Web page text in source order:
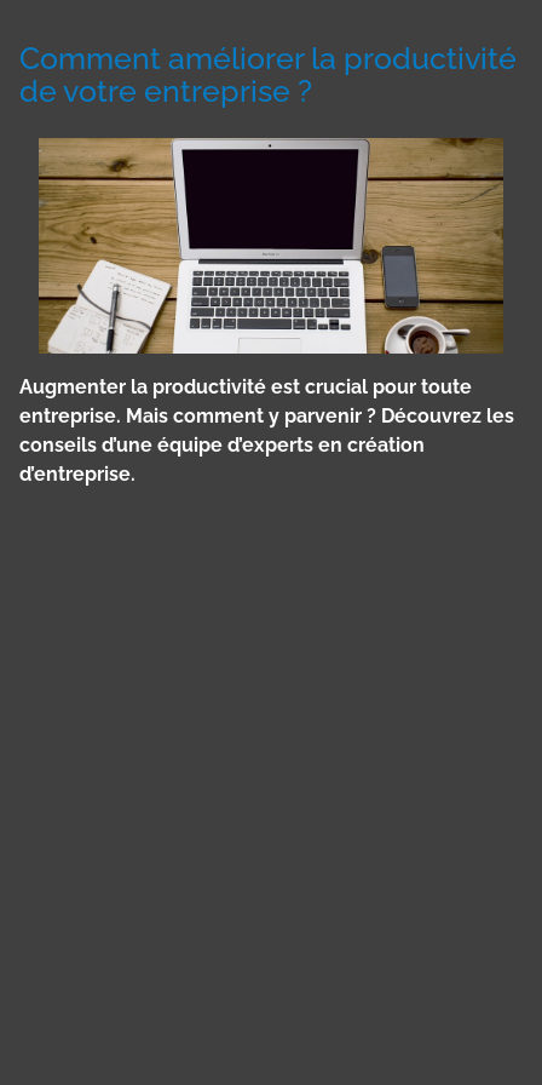
Comment améliorer la productivité
de votre entreprise ?
Augmenter la productivité est crucial pour toute
entreprise. Mais comment y parvenir ? Découvrez les
conseils d’une équipe d’experts en création
d’entreprise.